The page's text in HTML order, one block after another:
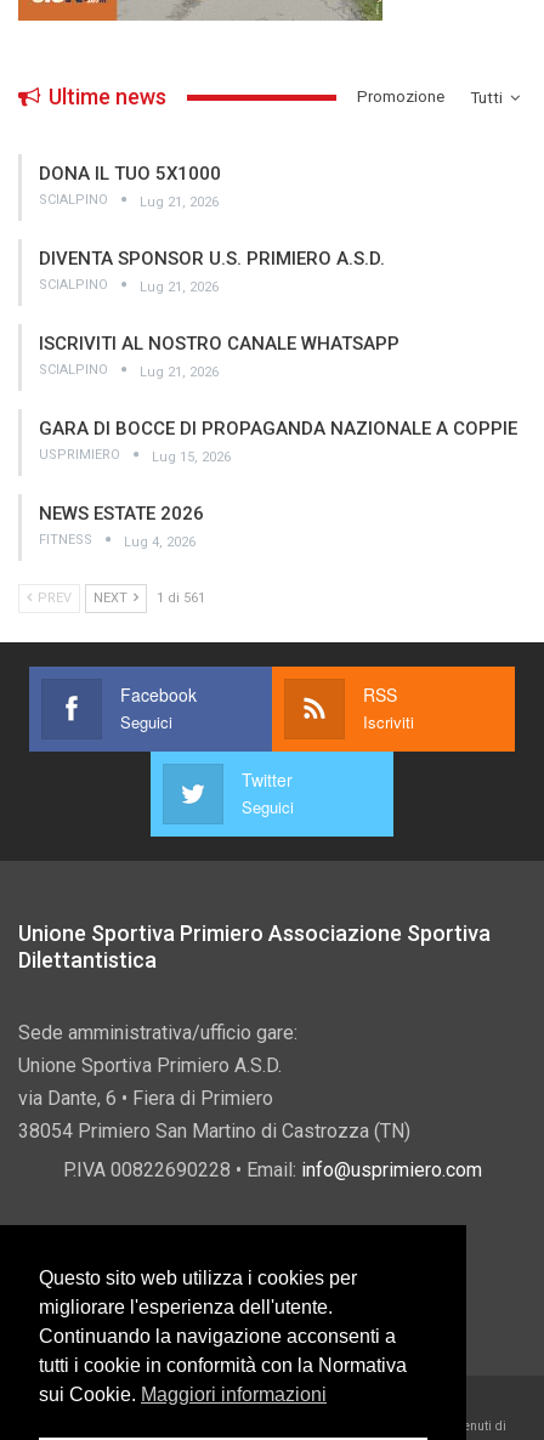
Tutti
Ultime news ­Promozione
DONA IL TUO 5X1000
SCIALPINO Lug 21, 2026
DIVENTA SPONSOR U.S. PRIMIERO A.S.D.
SCIALPINO Lug 21, 2026
ISCRIVITI AL NOSTRO CANALE WHATSAPP
SCIALPINO Lug 21, 2026
GARA DI BOCCE DI PROPAGANDA NAZIONALE A COPPIE
USPRIMIERO Lug 15, 2026
NEWS ESTATE 2026
FITNESS Lug 4, 2026
PREV NEXT 1 di 561
Facebook
Seguici
RSS
Iscriviti
Twitter
Seguici
Unione Sportiva Primiero Associazione Sportiva
Dilettantistica
Sede amministrativa/ufficio gare:
Unione Sportiva Primiero A.S.D.
via Dante, 6 • Fiera di Primiero
38054 Primiero San Martino di Castrozza (TN)
P.IVA 00822690228 • Email: info@usprimiero.com
Vantaggi da Pubblica Amministrazione
Eccetto dove diversamente specificato, i contenuti di
Questo sito web utilizza i cookies per
migliorare l'esperienza dell'utente.
Continuando la navigazione acconsenti a
tutti i cookie in conformità con la Normativa
sui Cookie. Maggiori informazioni